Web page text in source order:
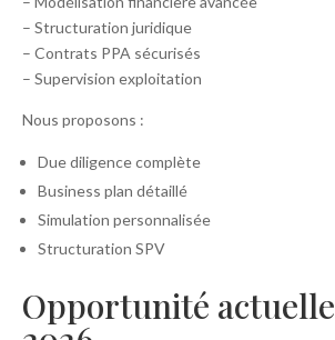
– Structuration juridique
– Contrats PPA sécurisés
– Supervision exploitation
Nous proposons :
Due diligence complète
Business plan détaillé
Simulation personnalisée
Structuration SPV
Opportunité actuelle